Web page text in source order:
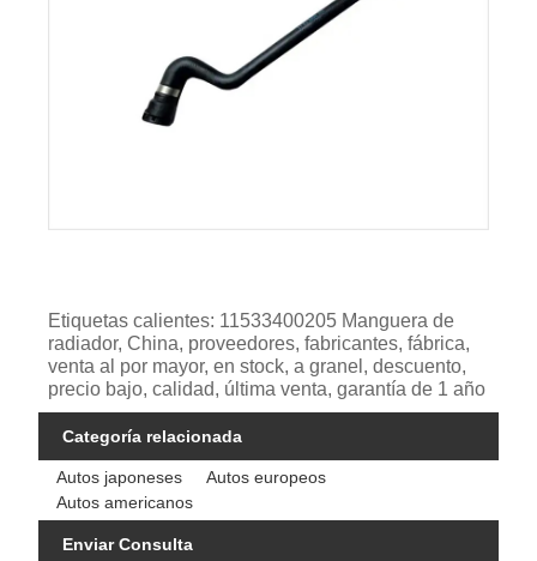
Etiquetas calientes: 11533400205 Manguera de
radiador, China, proveedores, fabricantes, fábrica,
venta al por mayor, en stock, a granel, descuento,
precio bajo, calidad, última venta, garantía de 1 año
Categoría relacionada
Autos japoneses
Autos europeos
Autos americanos
Enviar Consulta